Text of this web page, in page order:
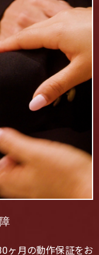
ヶ月の動作保証をお